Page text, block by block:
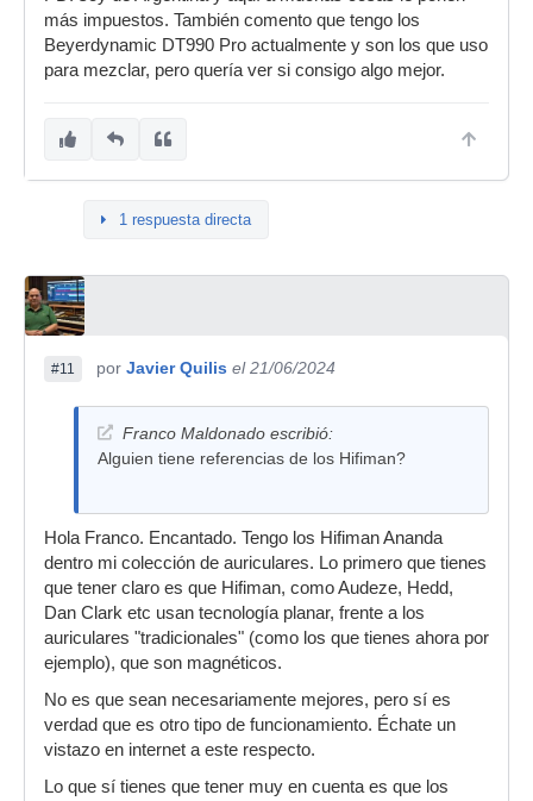
más impuestos. También comento que tengo los
Beyerdynamic DT990 Pro actualmente y son los que uso
para mezclar, pero quería ver si consigo algo mejor.
1 respuesta directa
#11 por Javier Quilis el 21/06/2024
Franco Maldonado escribió:
Alguien tiene referencias de los Hifiman?
Hola Franco. Encantado. Tengo los Hifiman Ananda
dentro mi colección de auriculares. Lo primero que tienes
que tener claro es que Hifiman, como Audeze, Hedd,
Dan Clark etc usan tecnología planar, frente a los
auriculares "tradicionales" (como los que tienes ahora por
ejemplo), que son magnéticos.
No es que sean necesariamente mejores, pero sí es
verdad que es otro tipo de funcionamiento. Échate un
vistazo en internet a este respecto.
Lo que sí tienes que tener muy en cuenta es que los